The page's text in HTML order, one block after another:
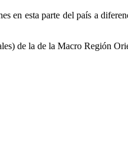
en esta parte del país a
de la de la Macro Región